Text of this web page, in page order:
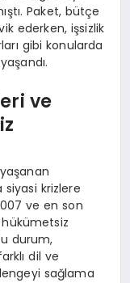
Paket, bütçe
ederken, işsizlik
gibi konularda
ve
siyasi krizlere
ve en son
durum,
dil ve
sağlama